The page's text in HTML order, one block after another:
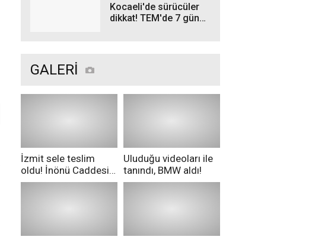
Kocaeli'de sürücüler
dikkat! TEM'de 7 gün
GALERİ
İzmit sele teslim
oldu! İnönü Caddesi
göle döndü!
Uluduğu videoları ile
tanındı, BMW aldı!